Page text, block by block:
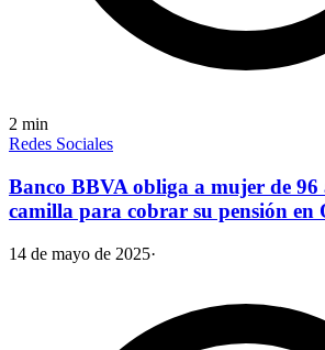
2 min
Redes Sociales
Banco BBVA obliga a mujer de 96
camilla para cobrar su pensión en
14 de mayo de 2025·